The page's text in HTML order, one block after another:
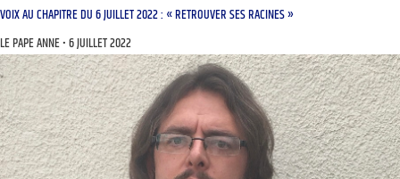
VOIX AU CHAPITRE DU 6 JUILLET 2022 : « RETROUVER SES RACINES »
LE PAPE ANNE 6 JUILLET 2022